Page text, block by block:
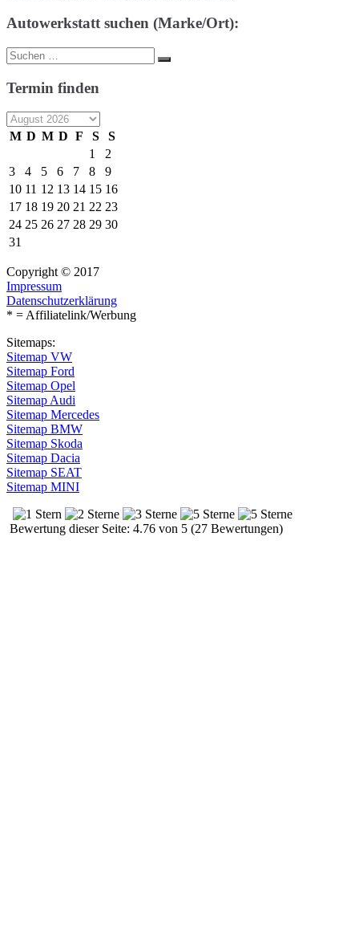
Autowerkstatt suchen (Marke/Ort):
Suche
nach:
Suchen
Termin finden
M D M D F S
S
1
2
3
4 5 6 7 8
9
10 11 12 13 14 15 16
17 18 19 20 21 22 23
24 25 26 27 28 29 30
31
Copyright © 2017
Impressum
Datenschutzerklärung
* = Affiliatelink/Werbung
Sitemaps:
Sitemap VW
Sitemap Ford
Sitemap Opel
Sitemap Audi
Sitemap Mercedes
Sitemap BMW
Sitemap Skoda
Sitemap Dacia
Sitemap SEAT
Sitemap MINI
Bewertung dieser Seite: 4.76 von 5 (27 Bewertungen)